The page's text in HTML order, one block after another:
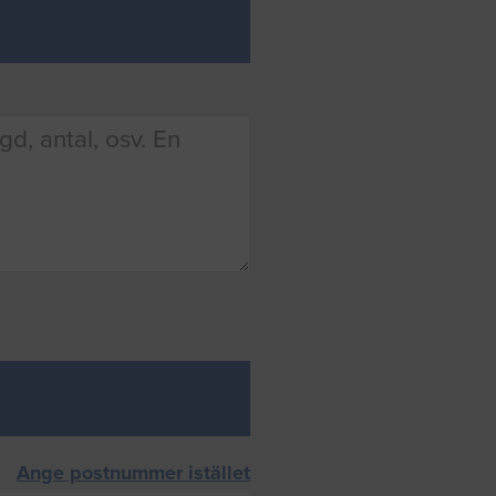
Ange postnummer istället